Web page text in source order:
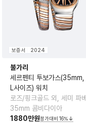
보증서 2024
불가리
세르펜티 투보가스(35mm,
L사이즈) 워치
로즈/핑크골드 외, 세미 파베,
35mm 콤비다이아
1880만원정가대비 16%